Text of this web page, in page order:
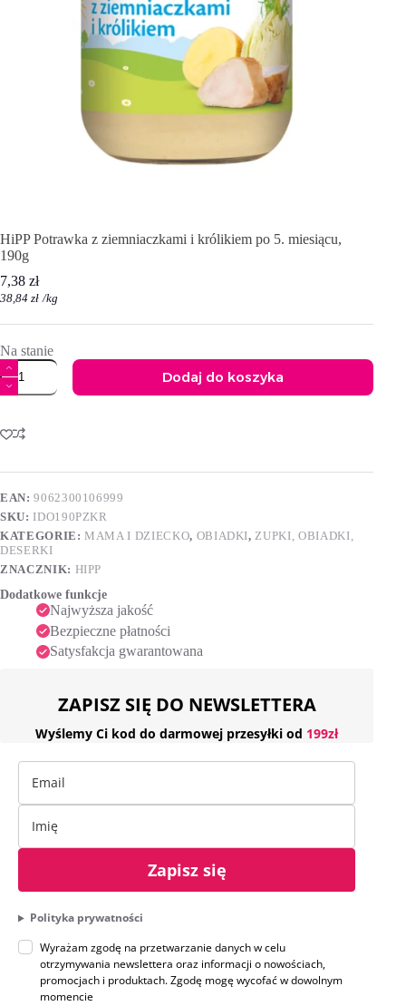
HiPP Potrawka z ziemniaczkami i królikiem po 5. miesiącu,
190g
7,38 zł
38,84 zł /kg
Na stanie
ilość
HiPP
Potrawka
ziemniaczkami
po
miesiącu,
190g
Dodaj do koszyka
t
r
a
t
i
v
e
EAN:9062300106999
SKU: IDO190PZKR
KATEGORIE:MAMA I DZIECKO, OBIADKI, ZUPKI, OBIADKI,
DESERKI
ZNACZNIK: HIPP
Dodatkowe funkcje
Najwyższa jakość
Bezpieczne płatności
Satysfakcja gwarantowana
ZAPISZ SIĘ DO NEWSLETTERA
Wyślemy Ci kod do darmowej przesyłki od 199zł
Zapisz się
Polityka prywatności
Wyrażam zgodę na przetwarzanie danych w celu
otrzymywania newslettera oraz informacji o nowościach,
promocjach i produktach. Zgodę mogę wycofać w dowolnym
momencie